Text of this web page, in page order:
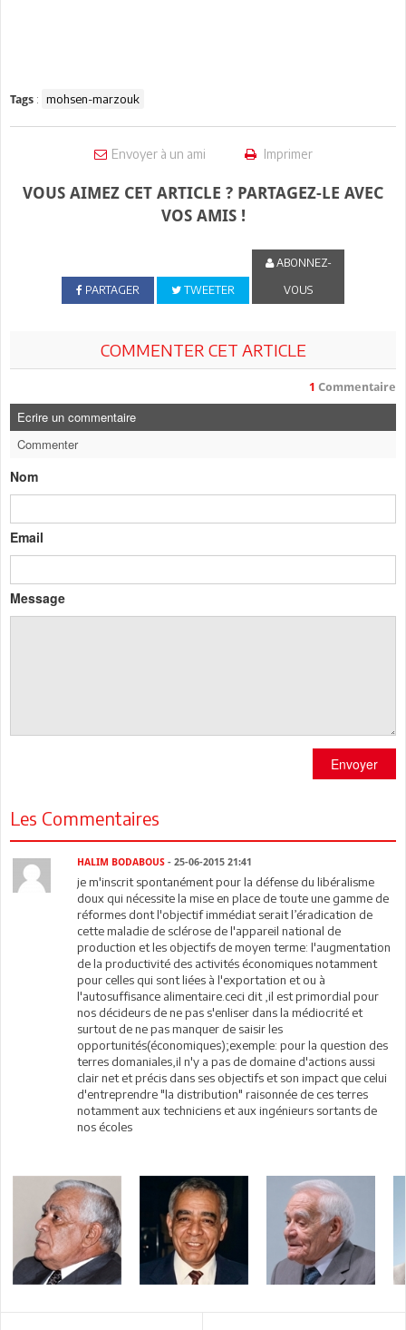
Tags : mohsen-marzouk
Envoyer à un ami Imprimer
VOUS AIMEZ CET ARTICLE ? PARTAGEZ-LE AVEC
VOS AMIS !
PARTAGER TWEETER
ABONNEZ-
VOUS
COMMENTER CET ARTICLE
1 Commentaire
Ecrire un commentaire
Commenter
Nom
Email
Message
Envoyer
Les Commentaires
HALIM BODABOUS - 25-06-2015 21:41
je m'inscrit spontanément pour la défense du libéralisme
doux qui nécessite la mise en place de toute une gamme de
réformes dont l'objectif immédiat serait l’éradication de
cette maladie de sclérose de l'appareil national de
production et les objectifs de moyen terme: l'augmentation
de la productivité des activités économiques notamment
pour celles qui sont liées à l'exportation et ou à
l'autosuffisance alimentaire.ceci dit ,il est primordial pour
nos décideurs de ne pas s'enliser dans la médiocrité et
surtout de ne pas manquer de saisir les
opportunités(économiques);exemple: pour la question des
terres domaniales,il n'y a pas de domaine d'actions aussi
clair net et précis dans ses objectifs et son impact que celui
d'entreprendre "la distribution" raisonnée de ces terres
notamment aux techniciens et aux ingénieurs sortants de
nos écoles